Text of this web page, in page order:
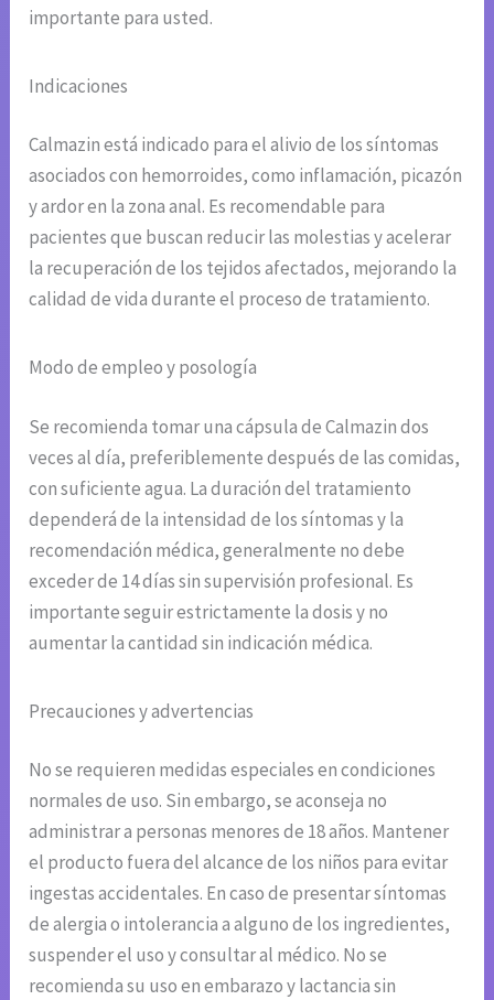
importante para usted.
Indicaciones
Calmazin está indicado para el alivio de los síntomas
asociados con hemorroides, como inflamación, picazón
y ardor en la zona anal. Es recomendable para
pacientes que buscan reducir las molestias y acelerar
la recuperación de los tejidos afectados, mejorando la
calidad de vida durante el proceso de tratamiento.
Modo de empleo y posología
Se recomienda tomar una cápsula de Calmazin dos
veces al día, preferiblemente después de las comidas,
con suficiente agua. La duración del tratamiento
dependerá de la intensidad de los síntomas y la
recomendación médica, generalmente no debe
exceder de 14 días sin supervisión profesional. Es
importante seguir estrictamente la dosis y no
aumentar la cantidad sin indicación médica.
Precauciones y advertencias
No se requieren medidas especiales en condiciones
normales de uso. Sin embargo, se aconseja no
administrar a personas menores de 18 años. Mantener
el producto fuera del alcance de los niños para evitar
ingestas accidentales. En caso de presentar síntomas
de alergia o intolerancia a alguno de los ingredientes,
suspender el uso y consultar al médico. No se
recomienda su uso en embarazo y lactancia sin